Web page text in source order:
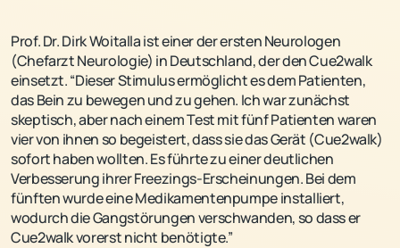
Prof. Dr. Dirk Woitalla ist einer der ersten Neurologen
(Chefarzt Neurologie) in Deutschland, der den Cue2walk
einsetzt. “Dieser Stimulus ermöglicht es dem Patienten,
das Bein zu bewegen und zu gehen. Ich war zunächst
skeptisch, aber nach einem Test mit fünf Patienten waren
vier von ihnen so begeistert, dass sie das Gerät (Cue2walk)
sofort haben wollten. Es führte zu einer deutlichen
Verbesserung ihrer Freezings-Erscheinungen. Bei dem
fünften wurde eine Medikamentenpumpe installiert,
wodurch die Gangstörungen verschwanden, so dass er
Cue2walk vorerst nicht benötigte.”